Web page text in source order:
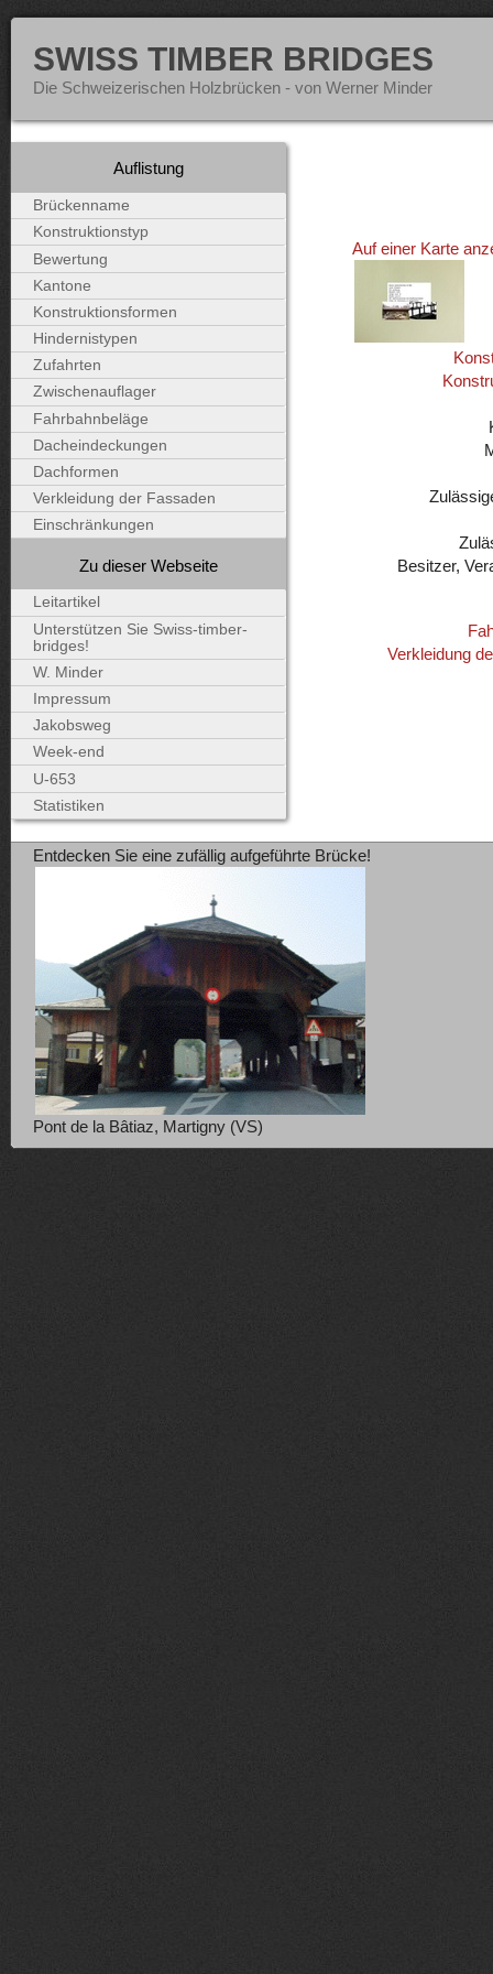
SWISS TIMBER BRIDGES
Die Schweizerischen Holzbrücken - von Werner Minder
Auf einer Karte
Besitzer,
Verkleidung
Auflistung
Brückenname
Konstruktionstyp
Bewertung
Kantone
Konstruktionsformen
Hindernistypen
Zufahrten
Zwischenauflager
Fahrbahnbeläge
Dacheindeckungen
Dachformen
Verkleidung der Fassaden
Einschränkungen
Zu dieser Webseite
Leitartikel
Unterstützen Sie Swiss-timber-
bridges!
W. Minder
Impressum
Jakobsweg
Week-end
U-653
Statistiken
Entdecken Sie eine zufällig aufgeführte Brücke!
Pont de la Bâtiaz, Martigny (VS)